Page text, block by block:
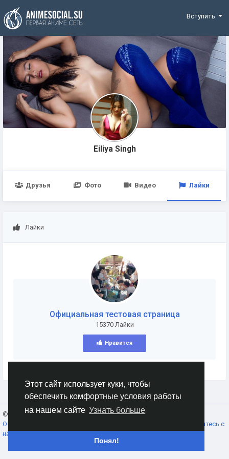
Этот сайт использует куки, чтобы
обеспечить комфортные условия работы
на нашем сайте Узнать больше
Понял!
Funding
Вступить
Eiliya Singh
Друзья Фото Видео Лайки
Лайки
Официальная тестовая страница
15370 Лайки
Нравится
© 2026 AnimeSocial.SU - Первая аниме сеть!
О нас
Свяжитесь с
нами